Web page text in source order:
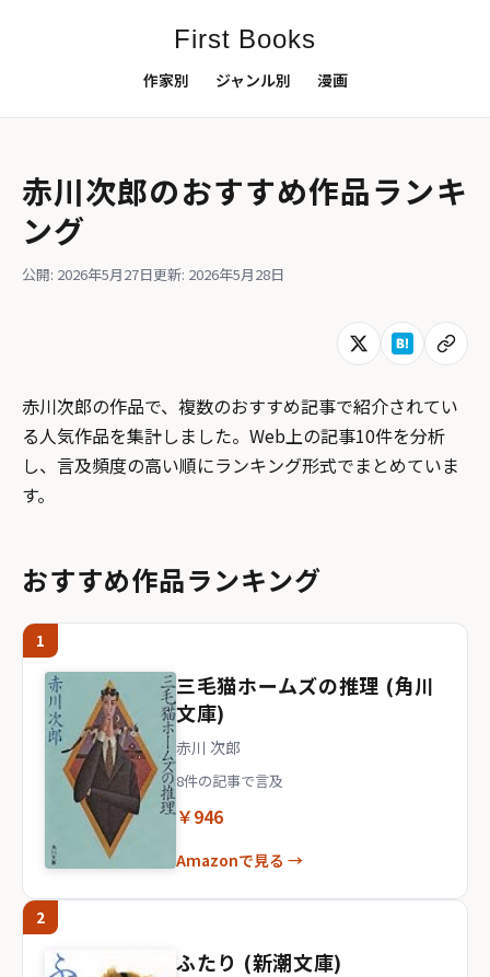
First Books
作家別 ジャンル別 漫画
赤川次郎のおすすめ作品ランキ
ング
公開: 2026年5月27日更新: 2026年5月28日
赤川次郎の作品で、複数のおすすめ記事で紹介されてい
る人気作品を集計しました。Web上の記事10件を分析
し、言及頻度の高い順にランキング形式でまとめていま
す。
おすすめ作品ランキング
1
三毛猫ホームズの推理 (角川
文庫)
赤川 次郎
8件の記事で言及
￥946
Amazonで見る →
2
ふたり (新潮文庫)